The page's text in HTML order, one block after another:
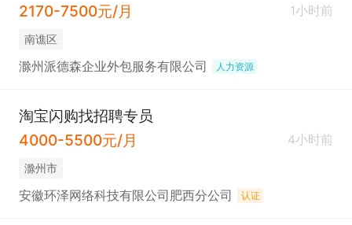
2170-7500元/月
1小时前
南谯区
滁州派德森企业外包服务有限公司 人力资源
淘宝闪购找招聘专员
4000-5500元/月
4小时前
滁州市
安徽环泽网络科技有限公司肥西分公司 认证